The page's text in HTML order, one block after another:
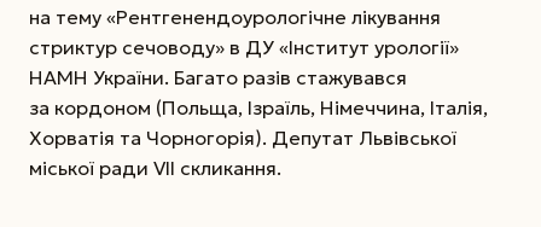
на тему «Рентгенендоурологічне лікування
стриктур сечоводу» в ДУ «Інститут урології»
НАМН Украї­ни. Багато разів стажувався
за кордоном (Польща, Ізраїль, Німеччина, Італія,
Хорватія та Чорногорія). Депутат Львівської
міської ради VІІ скликання.